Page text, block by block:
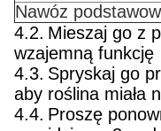
Nawóz
4.2. Mieszaj go z
wzajemną funkcję
4.3. Spryskaj go
aby roślina miała
4.4. Proszę